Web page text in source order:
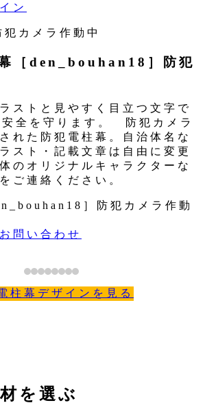
ン
［den_bouhan18］防犯
ストと見やすく目立つ文字で
安全を守ります。 防犯カメラ
れた防犯電柱幕。自治体名な
スト・記載文章は自由に変更
のオリジナルキャラクターな
ご連絡ください。
］防犯カメラ作動
問い合わせ
柱幕デザインを見る
を選ぶ